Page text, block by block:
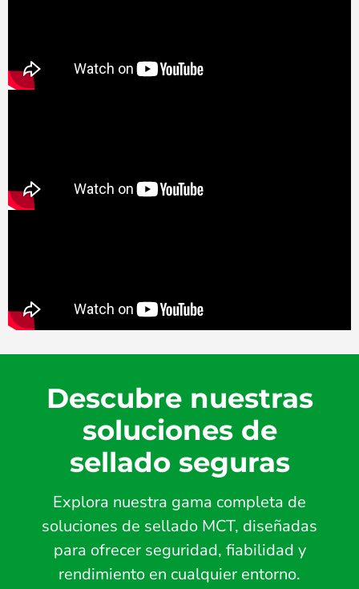
Descubre nuestras
soluciones de
sellado seguras
Explora nuestra gama completa de
soluciones de sellado MCT, diseñadas
para ofrecer seguridad, fiabilidad y
rendimiento en cualquier entorno.